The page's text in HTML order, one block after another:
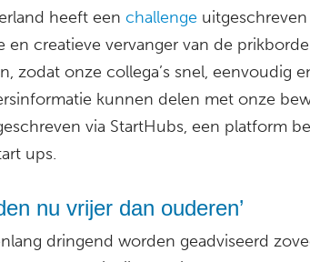
heeft een challenge
en creatieve vervanger van de
zodat onze collega’s snel, eenvoudig
kunnen delen met onze
via StartHubs, een platform
ups.
nu vrijer dan ouderen’
dringend worden geadviseerd